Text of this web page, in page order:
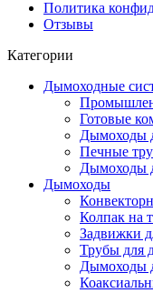
Политика
Отзывы
Категории
Дымоходные
Готовые
Дымоходы
Печные
Дымоходы
Дымоходы
Колпак на
Задвижки
Трубы для
Дымоходы